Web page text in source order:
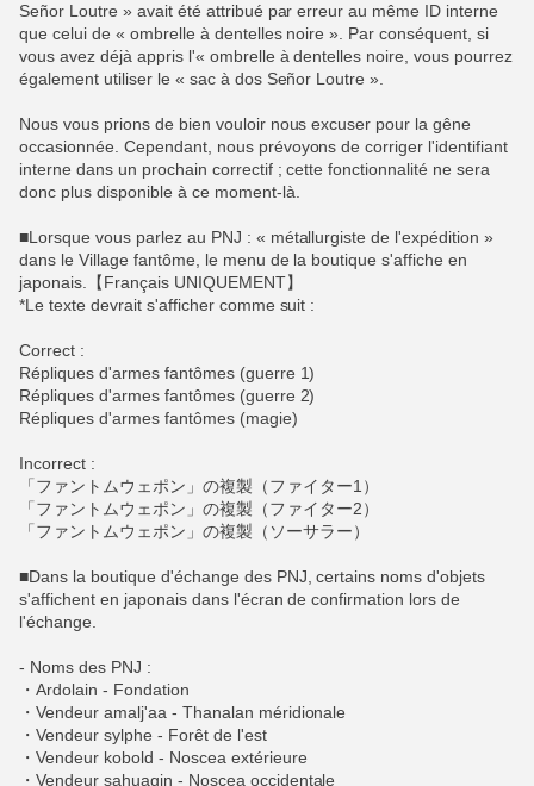
Señor Loutre » avait été attribué par erreur au même ID interne
que celui de « ombrelle à dentelles noire ». Par conséquent, si
vous avez déjà appris l'« ombrelle à dentelles noire, vous pourrez
également utiliser le « sac à dos Señor Loutre ».
Nous vous prions de bien vouloir nous excuser pour la gêne
occasionnée. Cependant, nous prévoyons de corriger l'identifiant
interne dans un prochain correctif ; cette fonctionnalité ne sera
donc plus disponible à ce moment-là.
■Lorsque vous parlez au PNJ : « métallurgiste de l'expédition »
dans le Village fantôme, le menu de la boutique s'affiche en
japonais.【Français UNIQUEMENT】
*Le texte devrait s'afficher comme suit :
Correct :
Répliques d'armes fantômes (guerre 1)
Répliques d'armes fantômes (guerre 2)
Répliques d'armes fantômes (magie)
Incorrect :
「ファントムウェポン」の複製（ファイター1）
「ファントムウェポン」の複製（ファイター2）
「ファントムウェポン」の複製（ソーサラー）
■Dans la boutique d'échange des PNJ, certains noms d'objets
s'affichent en japonais dans l'écran de confirmation lors de
l'échange.
- Noms des PNJ :
・Ardolain - Fondation
・Vendeur amalj'aa - Thanalan méridionale
・Vendeur sylphe - Forêt de l'est
・Vendeur kobold - Noscea extérieure
・Vendeur sahuagin - Noscea occidentale